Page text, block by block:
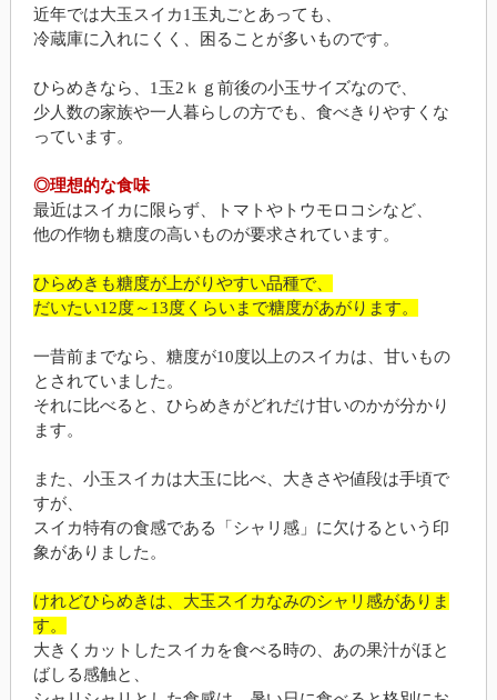
近年では大玉スイカ1玉丸ごとあっても、
冷蔵庫に入れにくく、困ることが多いものです。
ひらめきなら、1玉2ｋｇ前後の小玉サイズなので、
少人数の家族や一人暮らしの方でも、食べきりやすくな
っています。
◎理想的な食味
最近はスイカに限らず、トマトやトウモロコシなど、
他の作物も糖度の高いものが要求されています。
ひらめきも糖度が上がりやすい品種で、
だいたい12度～13度くらいまで糖度があがります。
一昔前までなら、糖度が10度以上のスイカは、甘いもの
とされていました。
それに比べると、ひらめきがどれだけ甘いのかが分かり
ます。
また、小玉スイカは大玉に比べ、大きさや値段は手頃で
すが、
スイカ特有の食感である「シャリ感」に欠けるという印
象がありました。
けれどひらめきは、大玉スイカなみのシャリ感がありま
す。
大きくカットしたスイカを食べる時の、あの果汁がほと
ばしる感触と、